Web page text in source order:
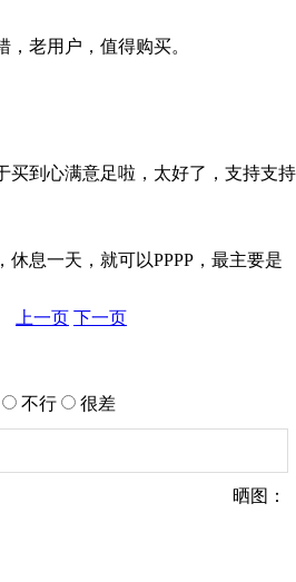
老用户，值得购买。
买到心满意足啦，太好了，支持支持
息一天，就可以PPPP，最主要是
上一页 下一页
不行 很差
晒图：